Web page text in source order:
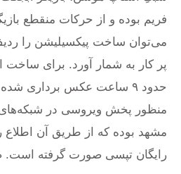
فریم بوده و از حرکات منقطع
می‌توان ساخت پیکسیلیشن را
پر کار به شمار آورد. برای ساخت
حدود ۹ ساعت عکس برداری شده
منظور پخش ویروسی در شبکه‌های
مشهد بوده که از طریق آن اطلاع
رایگان تپسی صورت گرفته است.